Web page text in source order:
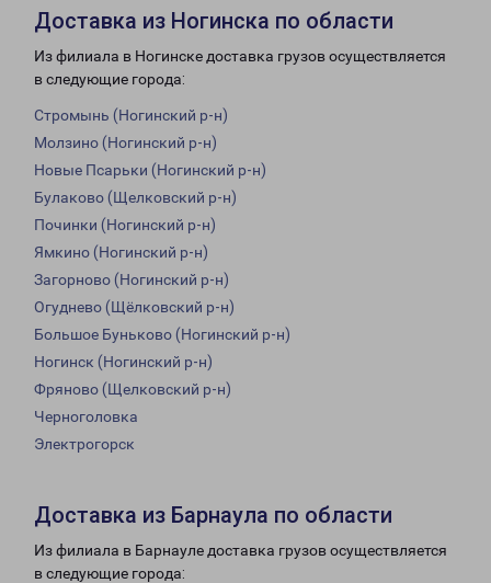
Доставка из Ногинска по области
Из филиала в Ногинске доставка грузов осуществляется
в следующие города:
Стромынь (Ногинский р-н)
Молзино (Ногинский р-н)
Новые Псарьки (Ногинский р-н)
Булаково (Щелковский р-н)
Починки (Ногинский р-н)
Ямкино (Ногинский р-н)
Загорново (Ногинский р-н)
Огуднево (Щёлковский р-н)
Большое Буньково (Ногинский р-н)
Ногинск (Ногинский р-н)
Фряново (Щелковский р-н)
Черноголовка
Электрогорск
Доставка из Барнаула по области
Из филиала в Барнауле доставка грузов осуществляется
в следующие города: